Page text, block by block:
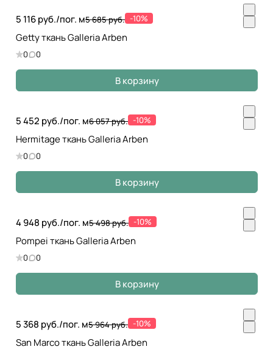
5 116 руб./пог. м5 685 руб. -10%
Getty ткань Galleria Arben
0 0
В корзину
5 452 руб./пог. м6 057 руб. -10%
Hermitage ткань Galleria Arben
0 0
В корзину
4 948 руб./пог. м5 498 руб. -10%
Pompei ткань Galleria Arben
0 0
В корзину
5 368 руб./пог. м5 964 руб. -10%
San Marco ткань Galleria Arben